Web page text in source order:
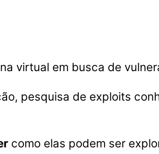
virtual em busca de
pesquisa de exploits
como elas podem ser